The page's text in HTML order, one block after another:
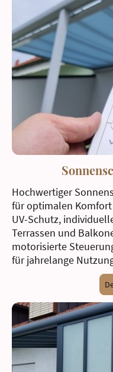
Hochwertiger
für optimalen
UV-Schutz,
Terrassen und
motorisierte
für jahrelange